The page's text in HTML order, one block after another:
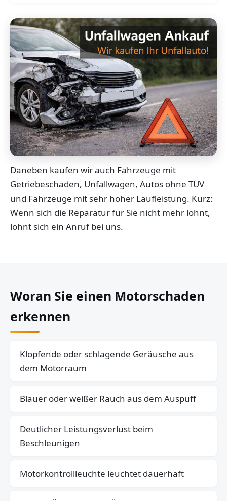
Daneben kaufen wir auch Fahrzeuge mit
Getriebeschaden, Unfallwagen, Autos ohne TÜV
und Fahrzeuge mit sehr hoher Laufleistung. Kurz:
Wenn sich die Reparatur für Sie nicht mehr lohnt,
lohnt sich ein Anruf bei uns.
Woran Sie einen Motorschaden
erkennen
Klopfende oder schlagende Geräusche aus
dem Motorraum
Blauer oder weißer Rauch aus dem Auspuff
Deutlicher Leistungsverlust beim
Beschleunigen
Motorkontrollleuchte leuchtet dauerhaft